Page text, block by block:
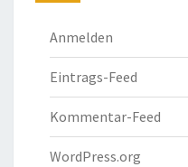
Anmelden
Eintrags-Feed
Kommentar-Feed
WordPress.org